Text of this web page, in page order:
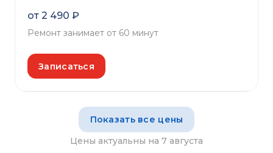
от 2 490 ₽
Ремонт занимает от 60 минут
Записаться
Показать все цены
Цены актуальны на 7 августа